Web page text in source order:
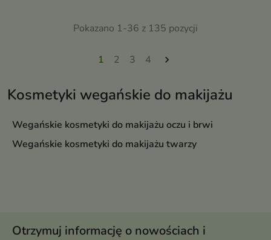
Kosmetyki wegańskie do makijażu
Wegańskie kosmetyki do makijażu oczu i brwi
Wegańskie kosmetyki do makijażu twarzy
precyzyjny kontur i makijaż
zapewnia intensywny kolor i
Pokazano 1-36 z 135 pozycji
1 2 3 4 
Otrzymuj informację o nowościach i